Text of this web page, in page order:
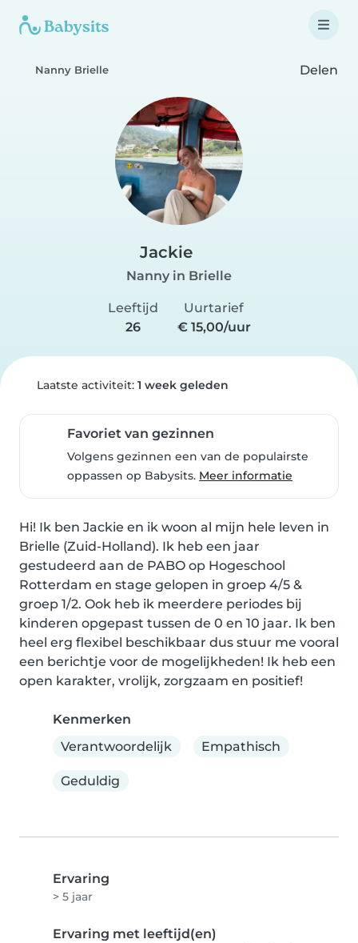
Nanny Brielle Delen
Jackie
Nanny in Brielle
Leeftijd
26
Uurtarief
€ 15,00/uur
Laatste activiteit: 1 week geleden
Favoriet van gezinnen
Volgens gezinnen een van de populairste
oppassen op Babysits. Meer informatie
Hi! Ik ben Jackie en ik woon al mijn hele leven in
Brielle (Zuid-Holland). Ik heb een jaar
gestudeerd aan de PABO op Hogeschool
Rotterdam en stage gelopen in groep 4/5 &
groep 1/2. Ook heb ik meerdere periodes bij
kinderen opgepast tussen de 0 en 10 jaar. Ik ben
heel erg flexibel beschikbaar dus stuur me vooral
een berichtje voor de mogelijkheden! Ik heb een
open karakter, vrolijk, zorgzaam en positief!
Kenmerken
Verantwoordelijk
Empathisch
Geduldig
Ervaring
> 5 jaar
Ervaring met leeftijd(en)